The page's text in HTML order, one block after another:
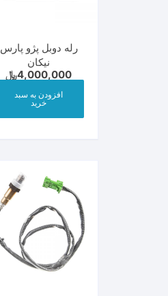
رله دوبل پژو پارس
نیکان
4,000,000﷼
افزودن به سبد
خرید